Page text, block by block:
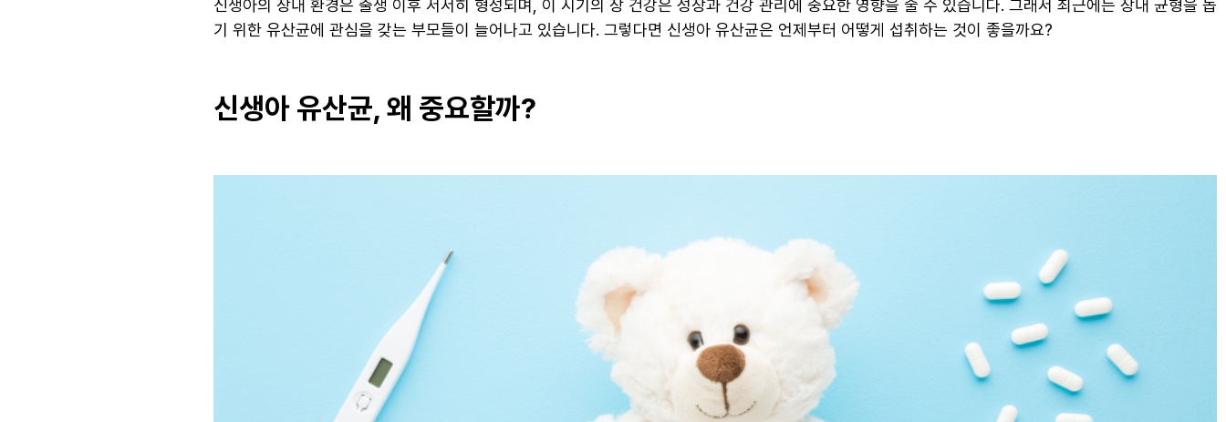
신생아의 장내 환경은 출생 이후 서서히 형성되며, 이 시기의 장 건강은 성장과 건강 관리에 중요한 영향을 줄 수 있습니다. 그래서 최근에는 장내 균형을 돕
기 위한 유산균에 관심을 갖는 부모들이 늘어나고 있습니다. 그렇다면 신생아 유산균은 언제부터 어떻게 섭취하는 것이 좋을까요?
신생아 유산균, 왜 중요할까?